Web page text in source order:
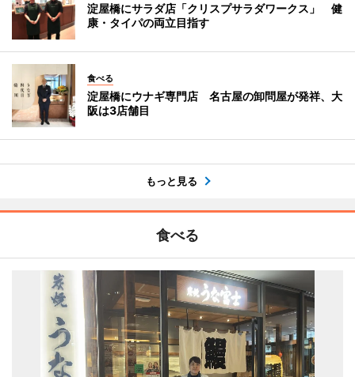
淀屋橋にサラダ店「クリスプサラダワークス」 健
康・タイパの両立目指す
食べる
淀屋橋にウナギ専門店 名古屋の卸問屋が発祥、大
阪は3店舗目
もっと見る
食べる